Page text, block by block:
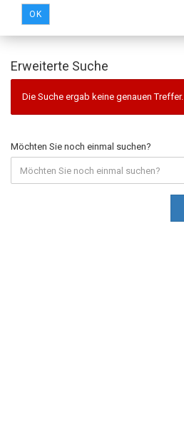
OK
Erweiterte Suche
Die Suche ergab keine genauen Treffer.
Möchten Sie noch einmal suchen?